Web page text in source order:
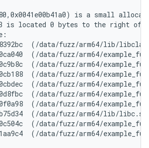
is a small
is located 0 bytes to the right of 3-
(/data/fuzz/arm64/lib/
(/data/fuzz/arm64/
(/data/fuzz/arm64/
(/data/fuzz/arm64/
(/data/fuzz/arm64/
(/data/fuzz/arm64/
(/data/fuzz/arm64/
(/data/fuzz/arm64/lib/
(/data/fuzz/arm64/
(/data/fuzz/arm64/